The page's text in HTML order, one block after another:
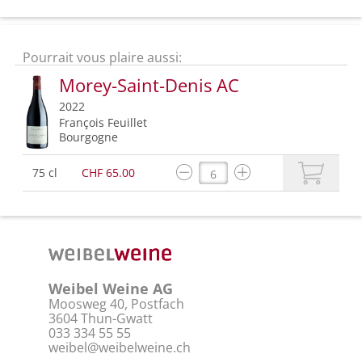
Pourrait vous plaire aussi:
Morey-Saint-Denis AC
2022
François Feuillet
Bourgogne
75 cl CHF 65.00
Weibel Weine AG
Moosweg 40, Postfach
3604 Thun-Gwatt
033 334 55 55
weibel@weibelweine.ch